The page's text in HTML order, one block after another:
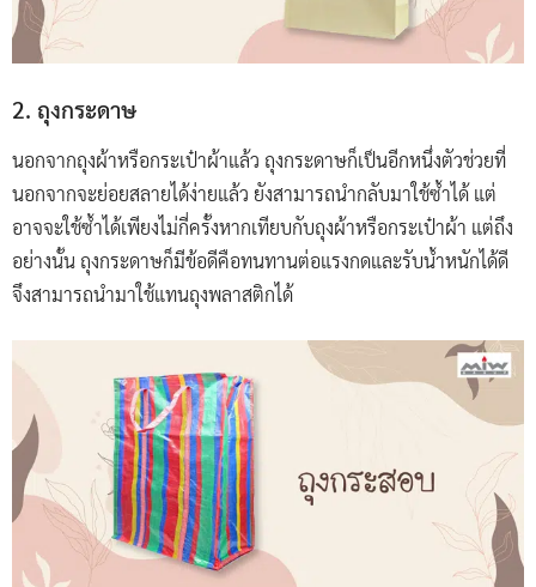
2. ถุงกระดาษ
นอกจากถุงผ้าหรือกระเป๋าผ้าแล้ว ถุงกระดาษก็เป็นอีกหนึ่งตัวช่วยที่
นอกจากจะย่อยสลายได้ง่ายแล้ว ยังสามารถนำกลับมาใช้ซ้ำได้ แต่
อาจจะใช้ซ้ำได้เพียงไม่กี่ครั้งหากเทียบกับถุงผ้าหรือกระเป๋าผ้า แต่ถึง
อย่างนั้น ถุงกระดาษก็มีข้อดีคือทนทานต่อแรงกดและรับน้ำหนักได้ดี
จึงสามารถนำมาใช้แทนถุงพลาสติกได้